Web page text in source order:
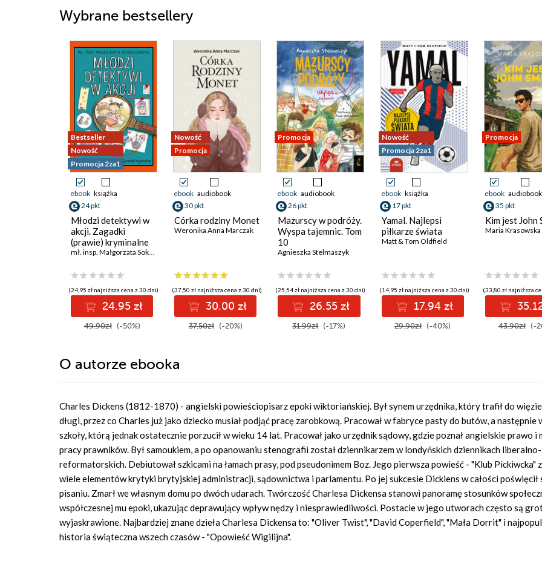
Wybrane bestsellery
Bestseller
Nowość
Promocja 2za1
ebook książka
24 pkt
Młodzi detektywi w
akcji. Zagadki
(prawie) kryminalne
mł. insp. Małgorzata Sokołowska
(24,95 zł najniższa cena z 30 dni)
24.95 zł
49.90zł (-50%)
Nowość
Promocja
ebook audiobook
30 pkt
Córka rodziny Monet
Weronika Anna Marczak
(37,50 zł najniższa cena z 30 dni)
30.00 zł
37.50zł (-20%)
Promocja
ebook audiobook
26 pkt
Mazurscy w podróży.
Wyspa tajemnic. Tom
10
Agnieszka Stelmaszyk
(25,54 zł najniższa cena z 30 dni)
26.55 zł
31.99zł (-17%)
Nowość
Promocja 2za1
ebook książka
17 pkt
Yamal. Najlepsi
piłkarze świata
Matt & Tom Oldfield
(14,95 zł najniższa cena z 30 dni)
17.94 zł
29.90zł (-40%)
Promocja
ebook audiobook
35 pkt
Kim jest John
Maria Krasowska
(33,80 zł najniższa
43.90zł (-
O autorze ebooka
Charles Dickens (1812-1870) - angielski powieściopisarz epoki wiktoriańskiej. Był synem urzędnika, który trafił do
długi, przez co Charles już jako dziecko musiał podjąć pracę zarobkową. Pracował w fabryce pasty do butów, a następnie
szkoły, którą jednak ostatecznie porzucił w wieku 14 lat. Pracował jako urzędnik sądowy, gdzie poznał angielskie prawo i
pracy prawników. Był samoukiem, a po opanowaniu stenografii został dziennikarzem w londyńskich dziennikach liberalno-
reformatorskich. Debiutował szkicami na łamach prasy, pod pseudonimem Boz. Jego pierwsza powieść - "Klub Pickiwcka"
wiele elementów krytyki brytyjskiej administracji, sądownictwa i parlamentu. Po jej sukcesie Dickiens w całości poświęcił
pisaniu. Zmarł we własnym domu po dwóch udarach. Twórczość Charlesa Dickensa stanowi panoramę stosunków
współczesnej mu epoki, ukazując deprawujący wpływ nędzy i niesprawiedliwości. Postacie w jego utworach często są
wyjaskrawione. Najbardziej znane dzieła Charlesa Dickensa to: "Oliver Twist", "David Coperfield", "Mała Dorrit" i
historia świąteczna wszech czasów - "Opowieść Wigilijna".